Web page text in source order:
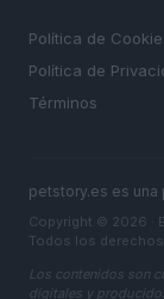
Política de
Política de
Términos
petstory.es es una
Copyright © 2026 ·
Todos los
Los contenidos son
digitales y